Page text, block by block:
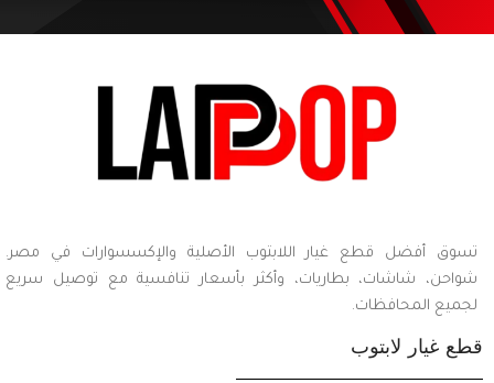
تسوق أفضل قطع غيار اللابتوب الأصلية والإكسسوارات في مصر.
شواحن، شاشات، بطاريات، وأكثر بأسعار تنافسية مع توصيل سريع
لجميع المحافظات.
قطع غيار لابتوب